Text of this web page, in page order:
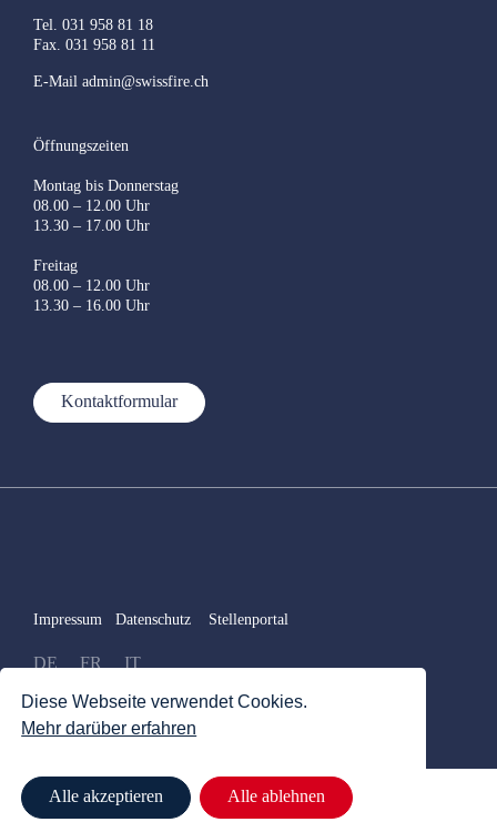
Diese Webseite verwendet Cookies.
Mehr darüber erfahren
Alle ablehnen
Alle akzeptieren
Tel. 031 958 81 18
Fax. 031 958 81 11
E-Mail admin@swissfire.ch
Öffnungszeiten
Montag bis Donnerstag
08.00 – 12.00 Uhr
13.30 – 17.00 Uhr
Freitag
08.00 – 12.00 Uhr
13.30 – 16.00 Uhr
Kontaktformular
Impressum Datenschutz Stellenportal
DE FR IT